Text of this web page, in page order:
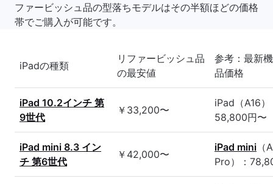
ファービッシュ品の型落ちモデルはその半額ほどの価格
帯でご購入が可能です。
iPadの種類
リファービッシュ品
の最安値
参考：最新
品価格
iPad 10.2インチ 第
9世代
￥33,200〜
iPad（A16）
58,800円〜
iPad mini 8.3 イン
チ 第6世代
￥42,000〜
iPad mini （
Pro）：